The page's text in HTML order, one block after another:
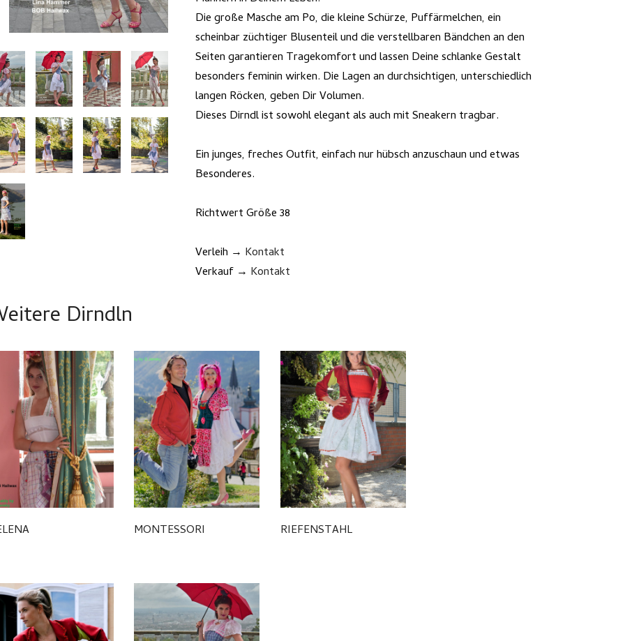
Die große Masche am Po, die kleine Schürze, Puffärmelchen, ein
scheinbar züchtiger Blusenteil und die verstellbaren Bändchen an den
Seiten garantieren Tragekomfort und lassen Deine schlanke Gestalt
besonders feminin wirken. Die Lagen an durchsichtigen, unterschiedlich
langen Röcken, geben Dir Volumen.
Dieses Dirndl ist sowohl elegant als auch mit Sneakern tragbar.
Ein junges, freches Outfit, einfach nur hübsch anzuschaun und etwas
Besonderes.
Richtwert Größe 38
Verleih → Kontakt
Verkauf → Kontakt
Dirndln
MONTESSORI RIEFENSTAHL